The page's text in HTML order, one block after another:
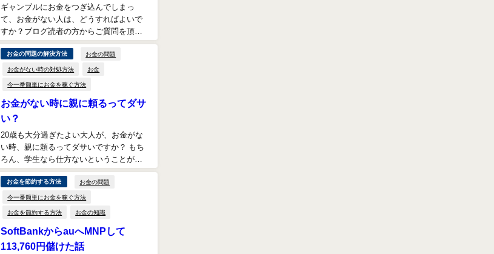
ギャンブルにお金をつぎ込んでしまっ
て、お金がない人は、どうすればよいで
すか？ブログ読者の方からご質問を頂き
ましたので、回答させて頂きます。 ギャ
ンブルでお金が...
お金の問題の解決方法 お金の問題
お金がない時の対処方法 お金
今一番簡単にお金を稼ぐ方法
お金がない時に親に頼るってダサ
い？
20歳も大分過ぎたよい大人が、お金がな
い時、親に頼るってダサいですか？ もち
ろん、学生なら仕方ないということがで
きると思いますが、社会人だったらどう
ですか？ 2...
お金を節約する方法 お金の問題
今一番簡単にお金を稼ぐ方法
お金を節約する方法 お金の知識
SoftBankからauへMNPして
113,760円儲けた話